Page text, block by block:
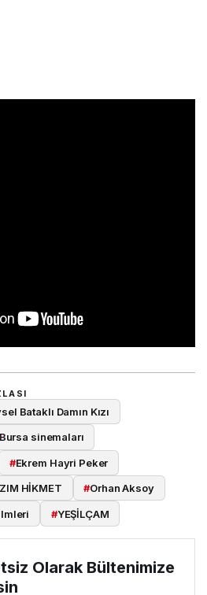
Bataklı Damın Kızı
sinemaları
#Ekrem Hayri Peker
HİKMET #Orhan Aksoy
#YEŞİLÇAM
Olarak Bültenimize